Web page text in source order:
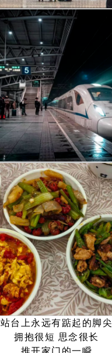
站台上永远有踮起的脚尖
拥抱很短 思念很长
推开家门的一瞬